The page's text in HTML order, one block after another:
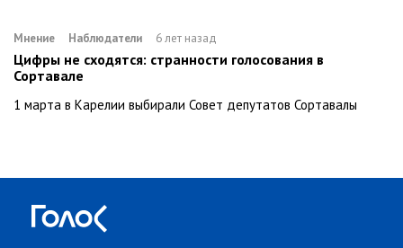
Мнение Наблюдатели 6 лет назад
Цифры не сходятся: странности голосования в
Сортавале
1 марта в Карелии выбирали Совет депутатов Сортавалы